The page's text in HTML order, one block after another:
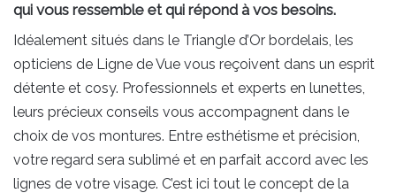
qui vous ressemble et qui répond à vos besoins.
Idéalement situés dans le Triangle d’Or bordelais, les
opticiens de Ligne de Vue vous reçoivent dans un esprit
détente et cosy. Professionnels et experts en lunettes,
leurs précieux conseils vous accompagnent dans le
choix de vos montures. Entre esthétisme et précision,
votre regard sera sublimé et en parfait accord avec les
lignes de votre visage. C’est ici tout le concept de la